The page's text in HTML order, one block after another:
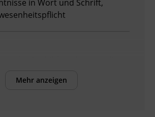
in Wort und Schrift,
Mehr anzeigen